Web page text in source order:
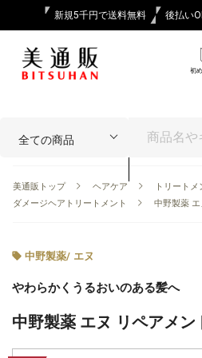
新規5千円で送料無料 後払い
初
美通販トップ ヘアケア
トリートメ
ダメージヘアトリートメント
中野製薬
中野製薬/ エヌ
やわらかくうるおいのある髪へ
中野製薬 エヌ リペアメン